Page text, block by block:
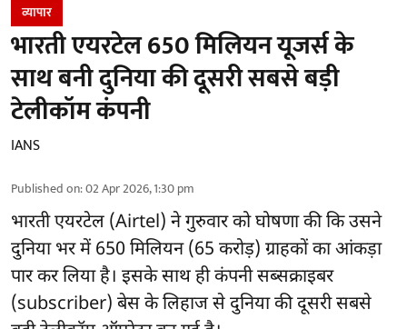
व्यापार
भारती एयरटेल 650 मिलियन यूजर्स के
साथ बनी दुनिया की दूसरी सबसे बड़ी
टेलीकॉम कंपनी
IANS
Published on:02 Apr 2026, 1:30 pm
भारती एयरटेल (Airtel) ने गुरुवार को घोषणा की कि उसने
दुनिया भर में 650 मिलियन (65 करोड़) ग्राहकों का आंकड़ा
पार कर लिया है। इसके साथ ही कंपनी सब्सक्राइबर
(subscriber) बेस के लिहाज से दुनिया की दूसरी सबसे